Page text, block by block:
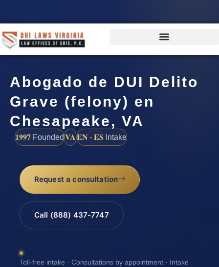
Abogado de DUI Delito
Grave (felony) en
Chesapeake, VA
1997 FoundedVAEN · ES Intake
Request a consultation
Call (888) 437-7747
Toll-free intake · Consultations by appointment · Intake